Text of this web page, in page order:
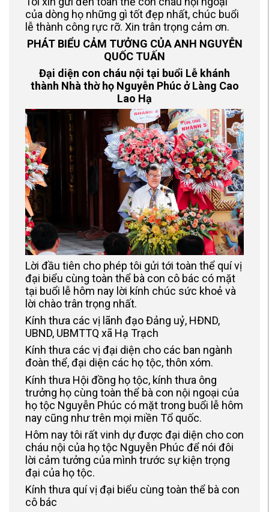
của dòng họ những gì tốt đẹp nhất, chúc buổi
lễ thành công rực rỡ. Xin trân trọng cảm ơn.
PHÁT BIỂU CẢM TƯỞNG CỦA ANH NGUYỄN
QUỐC TUẤN
Đại diện con cháu nội tại buổi Lễ khánh
thành Nhà thờ họ Nguyễn Phúcở Làng Cao
Lao Hạ
Lời đầu tiên cho phép tôi gửi tới toàn thể quí vị
đại biểu cùng toàn thể bà con cô bác có mặt
tại buổi lễ hôm nay lời kính chúc sức khoẻ và
lời chào trân trọng nhất.
Kính thưa các vị lãnh đạo Đảng uỷ, HĐND,
UBND, UBMTTQ xã Hạ Trạch
Kính thưa các vị đại diện cho các ban ngành
đoàn thể, đại diện các họ tộc, thôn xóm.
Kính thưa Hội đồng họ tộc, kính thưa ông
trưởng họ cùng toàn thể bà con nội ngoại của
họ tộc Nguyễn Phúc có mặt trong buổi lễ hôm
nay cũng như trên mọi miền Tổ quốc.
Hôm nay tôi rất vinh dự được đại diện cho con
cháu nội của họ tộc Nguyễn Phúc để nói đôi
lời cảm tưởng của mình trước sự kiện trọng
đại của họ tộc.
Kính thưa quí vị đại biểu cùng toàn thể bà con
cô bác